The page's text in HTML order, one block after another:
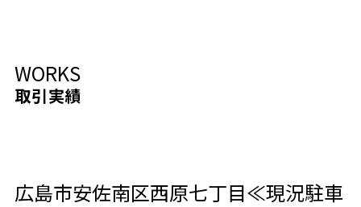
WORKS
取引実績
広島市安佐南区西原七丁目≪現況駐車